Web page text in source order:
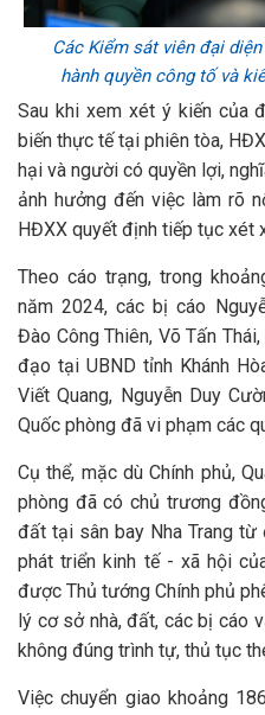
Các Kiểm sát viên đại
hành quyền công tố và
Sau khi xem xét ý kiến của
biến thực tế tại phiên tòa,
hại và người có quyền lợi,
ảnh hưởng đến việc làm rõ
HĐXX quyết định tiếp tục xét
Theo cáo trạng, trong
năm 2024, các bị cáo
Đào Công Thiên, Võ Tấn
đạo tại UBND tỉnh Khánh
Viết Quang, Nguyễn Duy
Quốc phòng đã vi phạm các
Cụ thể, mặc dù Chính phủ,
phòng đã có chủ trương
đất tại sân bay Nha Trang
phát triển kinh tế - xã hội
được Thủ tướng Chính phủ
lý cơ sở nhà, đất, các bị cáo
không đúng trình tự, thủ tục
Việc chuyển giao khoảng